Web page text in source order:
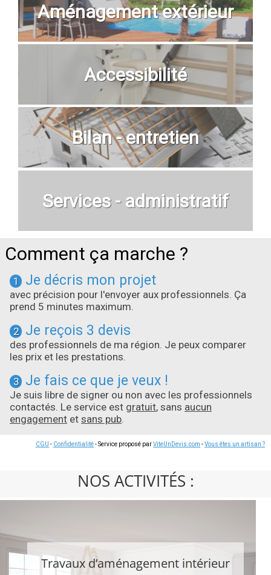
Aménagement extérieur
Accessibilité
Bilan - entretien
Services - administratif
Comment ça marche ?
1 Je décris mon projet
avec précision pour l'envoyer aux professionnels. Ça
prend 5 minutes maximum.
2 Je reçois 3 devis
des professionnels de ma région. Je peux comparer
les prix et les prestations.
3 Je fais ce que je veux !
Je suis libre de signer ou non avec les professionnels
contactés. Le service est gratuit, sans aucun
engagement et sans pub.
CGU - Confidentialité- Service proposé parViteUnDevis.com -Vous êtes un artisan ?
NOS ACTIVITÉS :
Travaux d’aménagement intérieur